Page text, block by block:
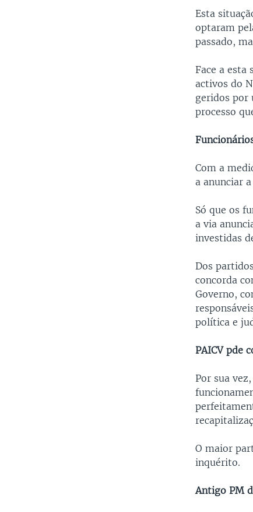
Esta
optaram
passado,
Face a esta
activos do
geridos por
processo
Com a
a anunciar
Só que os
a via
investidas
Dos
concorda
Governo,
política e
PAICV pde
Por sua
O maior
inquérito.
Antigo PM